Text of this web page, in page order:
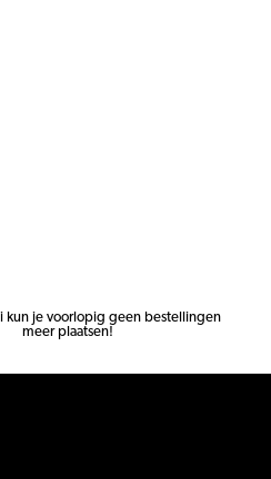
kun je voorlopig geen bestellingen
meer plaatsen!